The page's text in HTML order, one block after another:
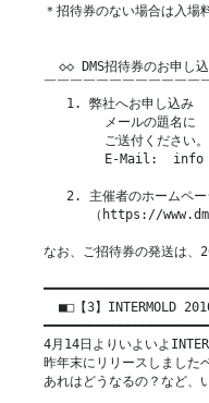
＊招待券のない場合は入
◇◇ DMS招待券のお申し
￣￣￣￣￣￣￣￣￣￣￣￣
   1. 弊社へお申し込み
メールの題名に
        ご送付ください。
E-Mail:  info
2. 主催者のホームペー
（https://
なお、ご招待券の発送は、
■□【3】INTERMOLD 2010
4月14日よりいよいよ
昨年末にリリースしました
あれはどうなるの？など、